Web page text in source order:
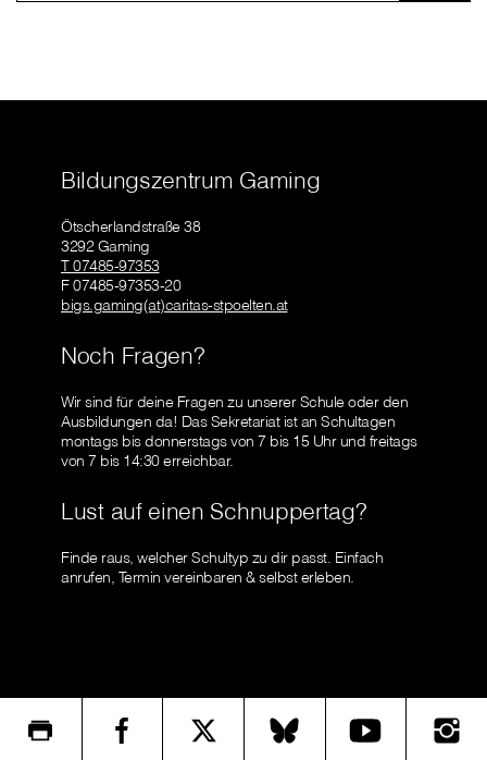
Bildungszentrum Gaming
Ötscherlandstraße 38
3292 Gaming
T 07485-97353
F 07485-97353-20
bigs.gaming(at)caritas-stpoelten.at
Noch Fragen?
Wir sind für deine Fragen zu unserer Schule oder den
Ausbildungen da! Das Sekretariat ist an Schultagen
montags bis donnerstags von 7 bis 15 Uhr und freitags
von 7 bis 14:30 erreichbar.
Lust auf einen Schnuppertag?
Finde raus, welcher Schultyp zu dir passt. Einfach
anrufen, Termin vereinbaren & selbst erleben.